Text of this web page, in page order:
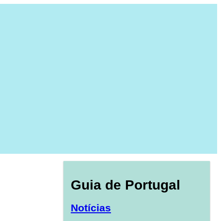
Guia de Portugal
Notícias